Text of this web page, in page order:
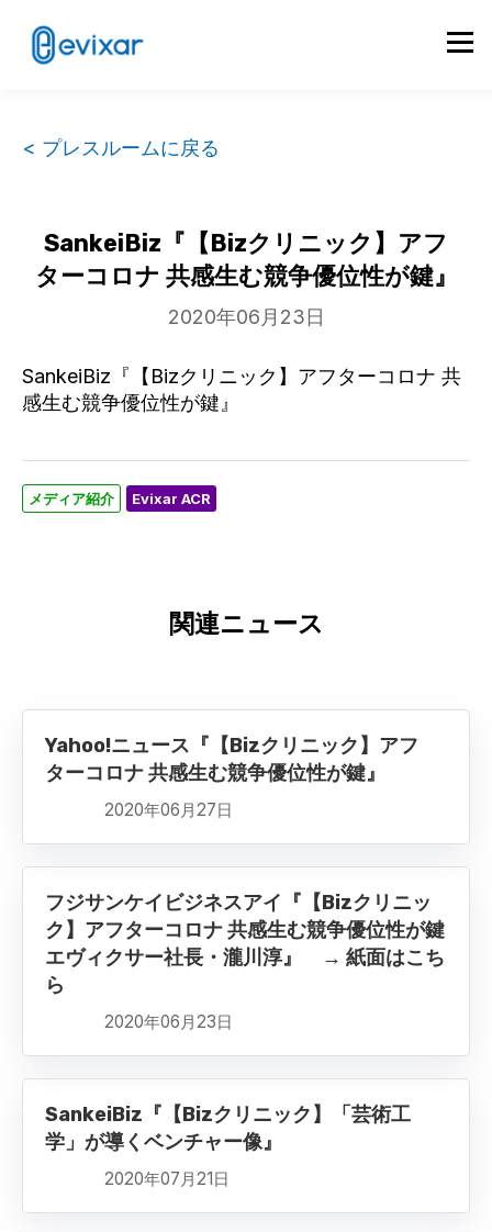
< プレスルームに戻る
SankeiBiz『【Bizクリニック】アフ
ターコロナ 共感生む競争優位性が鍵』
2020年06月23日
SankeiBiz『【Bizクリニック】アフターコロナ 共
感生む競争優位性が鍵』
メディア紹介 Evixar ACR
関連ニュース
Yahoo!ニュース『【Bizクリニック】アフ
ターコロナ 共感生む競争優位性が鍵』
2020年06月27日
フジサンケイビジネスアイ『【Bizクリニッ
ク】アフターコロナ 共感生む競争優位性が鍵
エヴィクサー社長・瀧川淳』 → 紙面はこち
ら
2020年06月23日
SankeiBiz『【Bizクリニック】「芸術工
学」が導くベンチャー像』
2020年07月21日